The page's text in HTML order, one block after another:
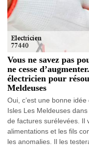
Vous ne savez pas
ne cesse
électricien pour
Meldeuses
Oui, c’est une bonne
Isles Les Meldeuses
de factures surélevées. Il
alimentations et les fils
les anomalies. Il les